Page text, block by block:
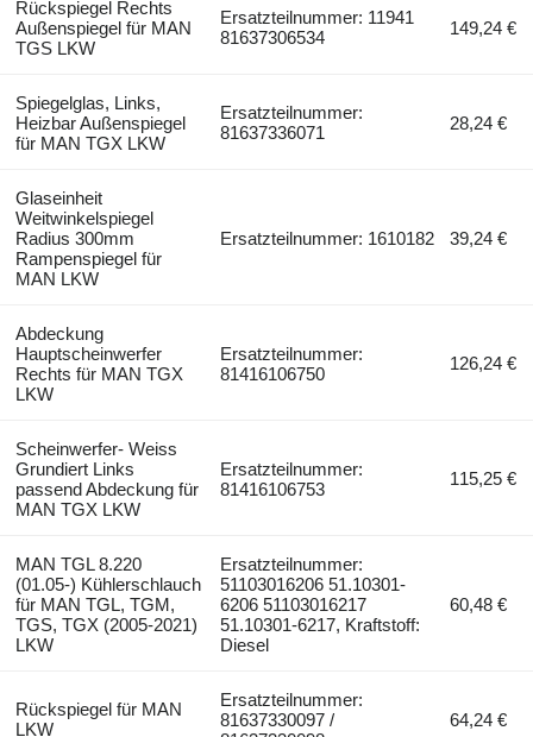
Rückspiegel Rechts
Außenspiegel für MAN
TGS LKW
Ersatzteilnummer: 11941
81637306534
149,24 €
Spiegelglas, Links,
Heizbar Außenspiegel
für MAN TGX LKW
Ersatzteilnummer:
81637336071
28,24 €
Glaseinheit
Weitwinkelspiegel
Radius 300mm
Rampenspiegel für
MAN LKW
Ersatzteilnummer: 1610182 39,24 €
Abdeckung
Hauptscheinwerfer
Rechts für MAN TGX
LKW
Ersatzteilnummer:
81416106750
126,24 €
Scheinwerfer- Weiss
Grundiert Links
passend Abdeckung für
MAN TGX LKW
Ersatzteilnummer:
81416106753
115,25 €
MAN TGL 8.220
(01.05-) Kühlerschlauch
für MAN TGL, TGM,
TGS, TGX (2005-2021)
LKW
Ersatzteilnummer:
51103016206 51.10301-
6206 51103016217
51.10301-6217, Kraftstoff:
Diesel
60,48 €
Rückspiegel für MAN
LKW
Ersatzteilnummer:
81637330097 /
64,24 €